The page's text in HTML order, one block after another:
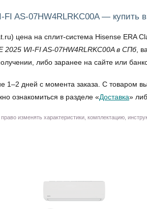
FI AS-07HW4RLRKC00A — купить
цена на сплит-система Hisense ERA
2025 WI-FI AS-07HW4RLRKC00A в СПб,
либо заранее на сайте или
1–2 дней с момента заказа. С товаром
ознакомиться в разделе «Доставка»
изменять характеристики, комплектацию,